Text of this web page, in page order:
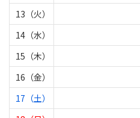
13（火）
14（水）
15（木）
16（金）
17（土）